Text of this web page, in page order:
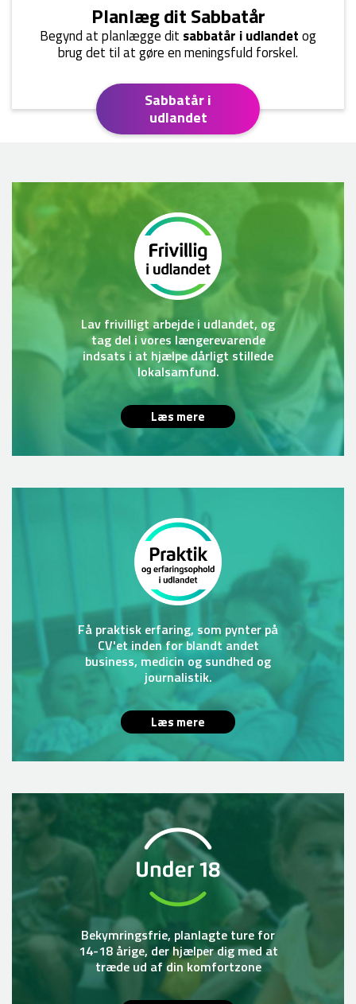
Planlæg dit Sabbatår
Begynd at planlægge dit sabbatår i udlandetog
brug det til at gøre en meningsfuld forskel.
Sabbatår i
udlandet
Lav frivilligt arbejde i udlandet, og
tag del i vores længerevarende
indsats i at hjælpe dårligt stillede
lokalsamfund.
Læs mere
Få praktisk erfaring, som pynter på
CV'et inden for blandt andet
business, medicin og sundhed og
journalistik.
Læs mere
Bekymringsfrie, planlagte ture for
14-18 årige, der hjælper dig med at
træde ud af din komfortzone